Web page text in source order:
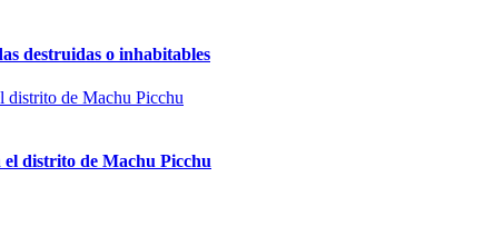
destruidas o inhabitables
distrito de Machu Picchu